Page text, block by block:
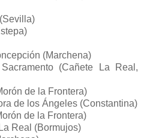
(Marchena)
(Cañete La Real,
de la Frontera)
de los Ángeles (Constantina)
de la Frontera)
Real (Bormujos)